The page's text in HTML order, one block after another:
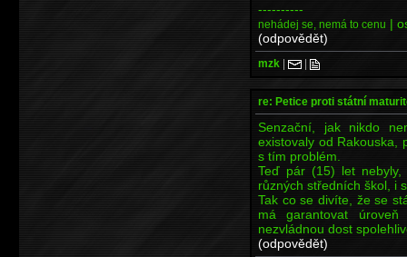
----------
nehádej se, nemá to cenu |
(odpovědět)
mzk | |
re: Petice proti státní
Senzační, jak nikdo
existovaly od Rakouska,
s tím problém.
Teď pár (15) let
různých středních škol, i
Tak co se divíte, že se
má garantovat
nezvládnou dost
(odpovědět)